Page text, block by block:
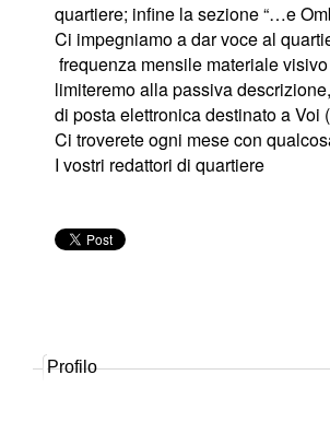
quartiere; infine la sezione “…e
Ci impegniamo a dar voce al
frequenza mensile materiale
limiteremo alla passiva
di posta elettronica destinato a Voi
Ci troverete ogni mese con
I vostri redattori di quartiere
CISSP certification
350-080 certification,
Profilo